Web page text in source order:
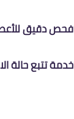
فحص دقيق
خدمة تتبع حالة